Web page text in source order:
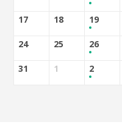
17 18 19
24 25 26
31 1 2